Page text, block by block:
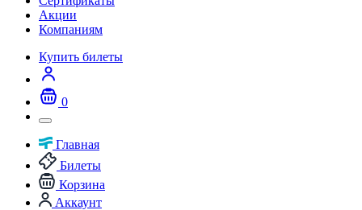
Акции
Компаниям
Купить билеты
0
Главная
Билеты
Корзина
Аккаунт